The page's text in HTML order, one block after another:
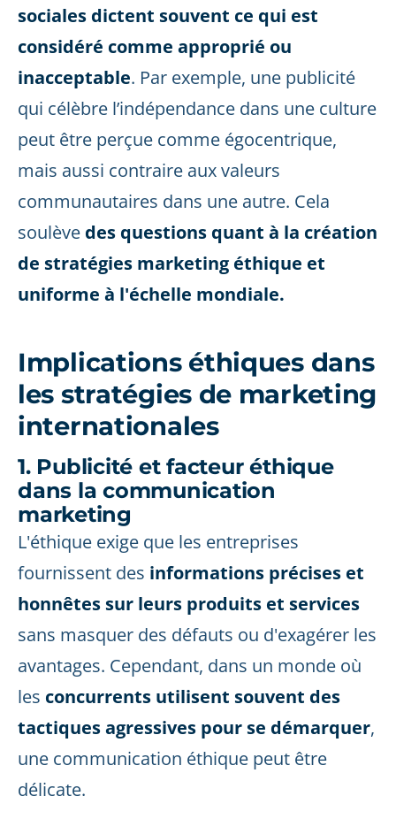
sociales dictent souvent ce qui est
considéré comme approprié ou
inacceptable. Par exemple, une publicité
qui célèbre l’indépendance dans une culture
peut être perçue comme égocentrique,
mais aussi contraire aux valeurs
communautaires dans une autre. Cela
soulève des questions quant à la création
de stratégies marketing éthique et
uniforme à l'échelle mondiale.
Implications éthiques dans
les stratégies de marketing
internationales
1. Publicité et facteur éthique
dans la communication
marketing
L'éthique exige que les entreprises
fournissent des informations précises et
honnêtes sur leurs produits et services
sans masquer des défauts ou d'exagérer les
avantages. Cependant, dans un monde où
les concurrents utilisent souvent des
tactiques agressives pour se démarquer,
une communication éthique peut être
délicate.